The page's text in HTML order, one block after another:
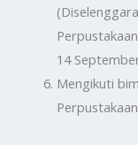
14
Mengikuti